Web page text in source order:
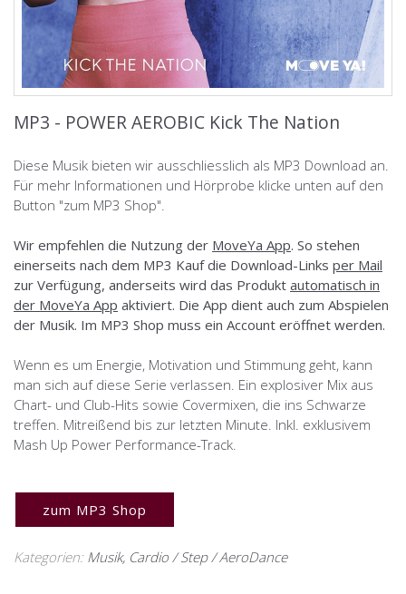
MP3 - POWER AEROBIC Kick The Nation
Diese Musik bieten wir ausschliesslich als MP3 Download an.
Für mehr Informationen und Hörprobe klicke unten auf den
Button "zum MP3 Shop".
Wir empfehlen die Nutzung der MoveYa App. So stehen
einerseits nach dem MP3 Kauf die Download-Links per Mail
zur Verfügung, anderseits wird das Produkt automatisch in
der MoveYa App aktiviert. Die App dient auch zum Abspielen
der Musik. Im MP3 Shop muss ein Account eröffnet werden.
Wenn es um Energie, Motivation und Stimmung geht, kann
man sich auf diese Serie verlassen. Ein explosiver Mix aus
Chart- und Club-Hits sowie Covermixen, die ins Schwarze
treffen. Mitreißend bis zur letzten Minute. Inkl. exklusivem
Mash Up Power Performance-Track.
zum MP3 Shop
Kategorien: Musik, Cardio / Step / AeroDance